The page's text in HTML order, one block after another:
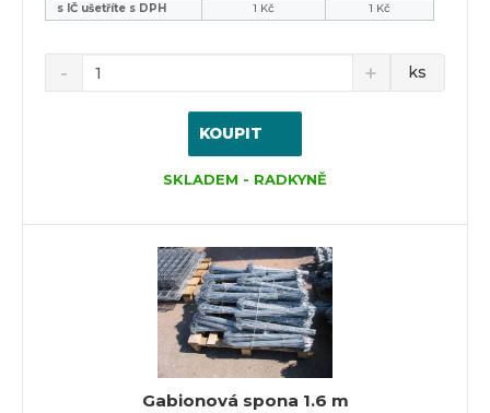
s IČ ušetříte s DPH
1 Kč 1 Kč
ks
KOUPIT
SKLADEM - RADKYNĚ
Gabionová spona 1.6 m